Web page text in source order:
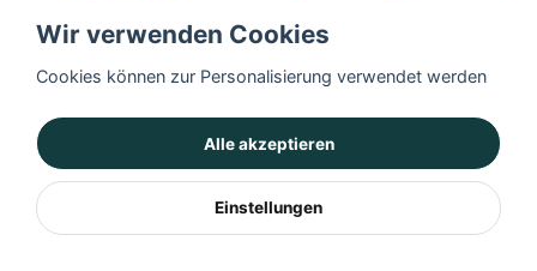
Foto-Requisiten, Halloween
IN DEN WARENKORB
Pappteller, Halloween,
IN DEN WARENKORB
Wir verwenden Cookies
Cookies können zur Personalisierung verwendet werden
Alle akzeptieren
Einstellungen